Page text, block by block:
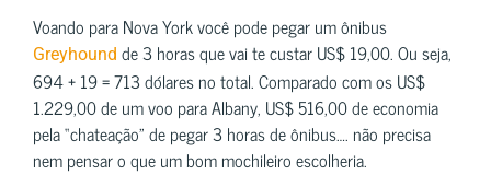
Voando para Nova York você pode pegar um ônibus
Greyhound de 3 horas que vai te custar US$ 19,00. Ou seja,
694 + 19 = 713 dólares no total. Comparado com os US$
1.229,00 de um voo para Albany, US$ 516,00 de economia
pela “chateação” de pegar 3 horas de ônibus…. não precisa
nem pensar o que um bom mochileiro escolheria.